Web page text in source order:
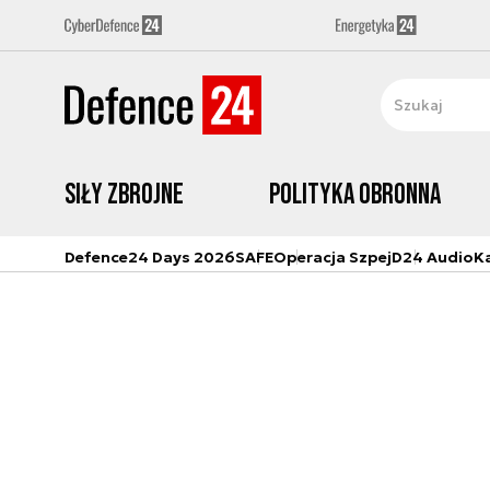
Siły zbrojne Polityka obronna
Defence24 Days 2026SAFEOperacja SzpejD24 Audio